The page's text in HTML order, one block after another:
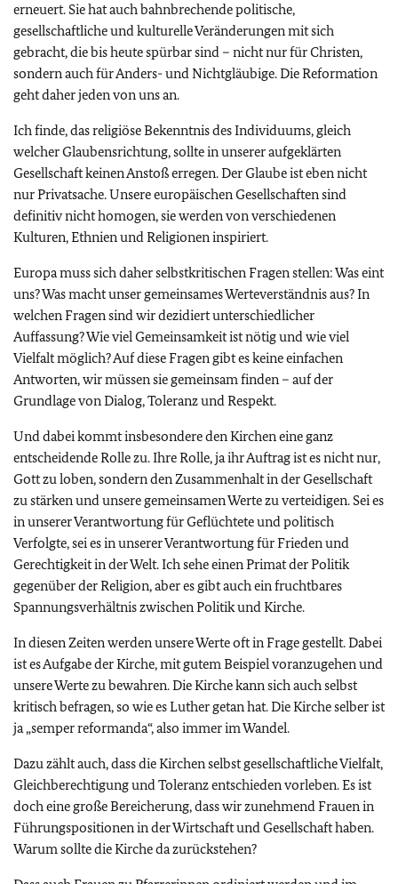
erneuert. Sie hat auch bahnbrechende politische,
gesellschaftliche und kulturelle Veränderungen mit sich
gebracht, die bis heute spürbar sind – nicht nur für Christen,
sondern auch für Anders- und Nichtgläubige. Die Reformation
geht daher jeden von uns an.
Ich finde, das religiöse Bekenntnis des Individuums, gleich
welcher Glaubensrichtung, sollte in unserer aufgeklärten
Gesellschaft keinen Anstoß erregen. Der Glaube ist eben nicht
nur Privatsache. Unsere europäischen Gesellschaften sind
definitiv nicht homogen, sie werden von verschiedenen
Kulturen, Ethnien und Religionen inspiriert.
Europa muss sich daher selbstkritischen Fragen stellen: Was eint
uns? Was macht unser gemeinsames Werteverständnis aus? In
welchen Fragen sind wir dezidiert unterschiedlicher
Auffassung? Wie viel Gemeinsamkeit ist nötig und wie viel
Vielfalt möglich? Auf diese Fragen gibt es keine einfachen
Antworten, wir müssen sie gemeinsam finden – auf der
Grundlage von Dialog, Toleranz und Respekt.
Und dabei kommt insbesondere den Kirchen eine ganz
entscheidende Rolle zu. Ihre Rolle, ja ihr Auftrag ist es nicht nur,
Gott zu loben, sondern den Zusammenhalt in der Gesellschaft
zu stärken und unsere gemeinsamen Werte zu verteidigen. Sei es
in unserer Verantwortung für Geflüchtete und politisch
Verfolgte, sei es in unserer Verantwortung für Frieden und
Gerechtigkeit in der Welt. Ich sehe einen Primat der Politik
gegenüber der Religion, aber es gibt auch ein fruchtbares
Spannungsverhältnis zwischen Politik und Kirche.
In diesen Zeiten werden unsere Werte oft in Frage gestellt. Dabei
ist es Aufgabe der Kirche, mit gutem Beispiel voranzugehen und
unsere Werte zu bewahren. Die Kirche kann sich auch selbst
kritisch befragen, so wie es Luther getan hat. Die Kirche selber ist
ja „semper reformanda“, also immer im Wandel.
Dazu zählt auch, dass die Kirchen selbst gesellschaftliche Vielfalt,
Gleichberechtigung und Toleranz entschieden vorleben. Es ist
doch eine große Bereicherung, dass wir zunehmend Frauen in
Führungspositionen in der Wirtschaft und Gesellschaft haben.
Warum sollte die Kirche da zurückstehen?